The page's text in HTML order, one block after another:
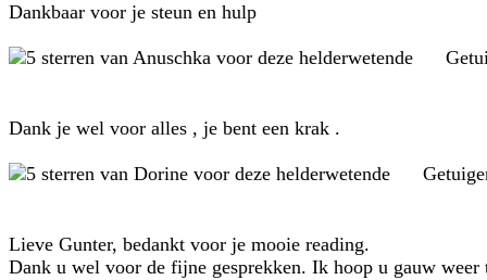
Dankbaar voor je steun en hulp
Dank je wel voor alles , je bent een krak .
Lieve Gunter, bedankt voor je mooie reading.
Dank u wel voor de fijne gesprekken. Ik hoop u gauw weer